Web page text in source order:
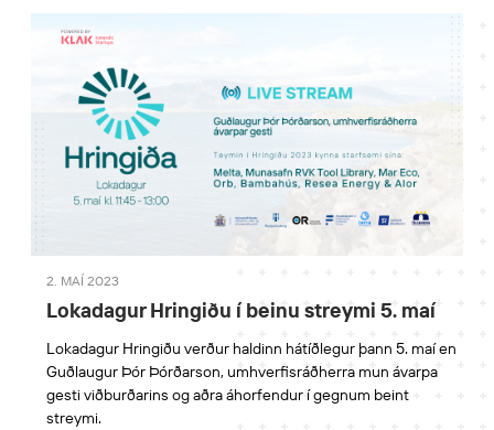
2. MAÍ 2023
Lokadagur Hringiðu í beinu streymi 5. maí
Lokadagur Hringiðu verður haldinn hátíðlegur þann 5. maí en
Guðlaugur Þór Þórðarson, umhverfisráðherra mun ávarpa
gesti viðburðarins og aðra áhorfendur í gegnum beint
streymi.